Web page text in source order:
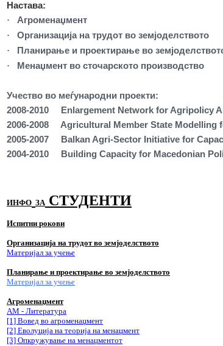
Настава:
·
Агроменаџмент
·
Организација на трудот во земјоделството
·
Планирање и проектирање во
·
Менаџмент во сточарското производство
Учество во меѓународни проекти:
2008-2010
Enlargement Network for Agripolicy
2006-2008
Agricultural Member State Modelling
2005-2007
Balkan Agri-Sector Initiative for
2004-2010
Building Capacity for Macedonian
ИНФО ЗА СТУДЕНТИ
Испитни рокови
Организација на трудот во земјоделството
Материјал за учење
Планирање и проектирање во земјоделствотo
Материјал за учење
Агроменаџмент
AM - Литература
[1] Вовед во агроменаџмент
[2] Еволуција на теорија на менаџмент
[3] Опкружување на менаџментот